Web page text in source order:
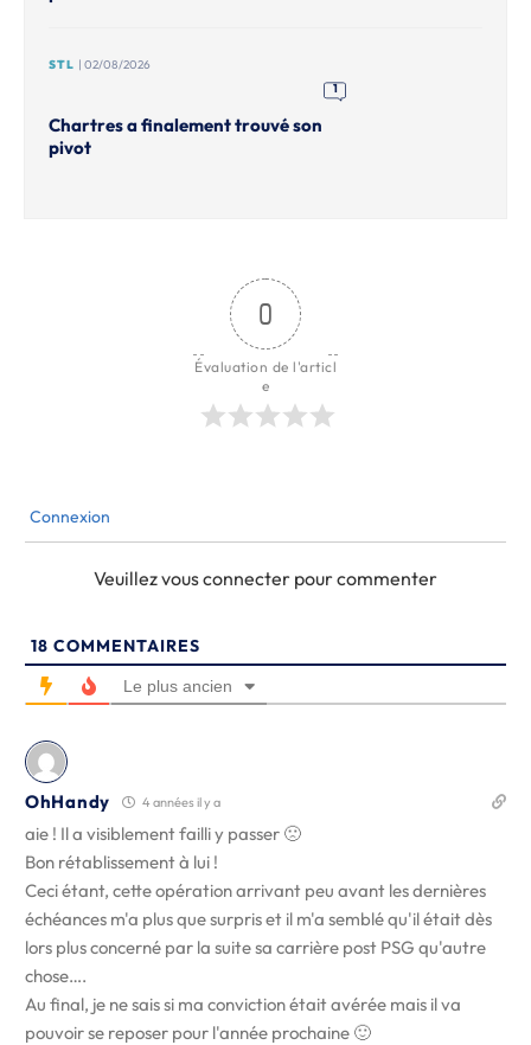
STL | 02/08/2026
1
Chartres a finalement trouvé son
pivot
0
Évaluation de l'articl
e
Connexion
Veuillez vous connecter pour commenter
18 COMMENTAIRES
Le plus ancien
OhHandy 4 années il y a
aie ! Il a visiblement failli y passer 🙁
Bon rétablissement à lui !
Ceci étant, cette opération arrivant peu avant les dernières
échéances m'a plus que surpris et il m'a semblé qu'il était dès
lors plus concerné par la suite sa carrière post PSG qu'autre
chose….
Au final, je ne sais si ma conviction était avérée mais il va
pouvoir se reposer pour l'année prochaine 🙂